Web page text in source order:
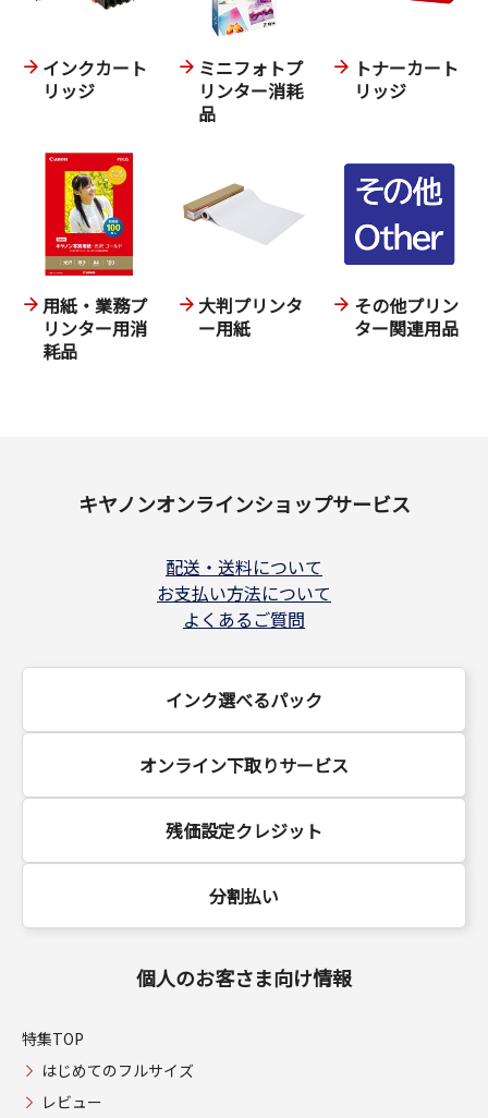
インクカート
リッジ
ミニフォトプ
リンター消耗
品
トナーカート
リッジ
用紙・業務プ
リンター用消
耗品
大判プリンタ
ー用紙
その他プリン
ター関連用品
キヤノンオンラインショップサービス
配送・送料について
お支払い方法について
よくあるご質問
インク選べるパック
オンライン下取りサービス
残価設定クレジット
分割払い
個人のお客さま向け情報
特集TOP
はじめてのフルサイズ
レビュー